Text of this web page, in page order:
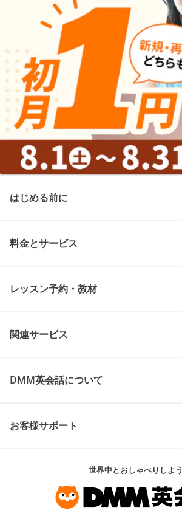
はじめる前に
料金とサービス
レッスン予約・教材
関連サービス
DMM英会話について
お客様サポート
世界中とおしゃべりしよう